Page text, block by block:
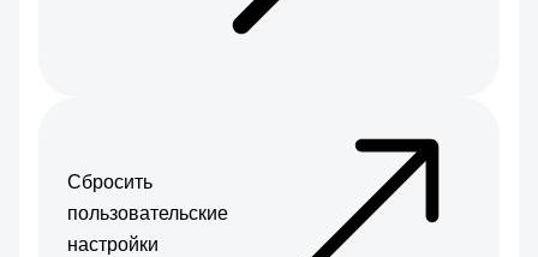
Сбросить
пользовательские
настройки